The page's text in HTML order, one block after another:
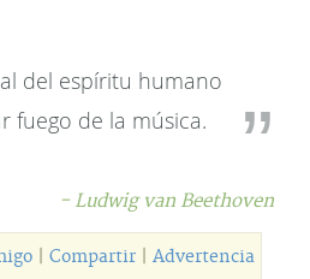
del espíritu humano
fuego de la música.
- Ludwig van Beethoven
| Compartir| Advertencia